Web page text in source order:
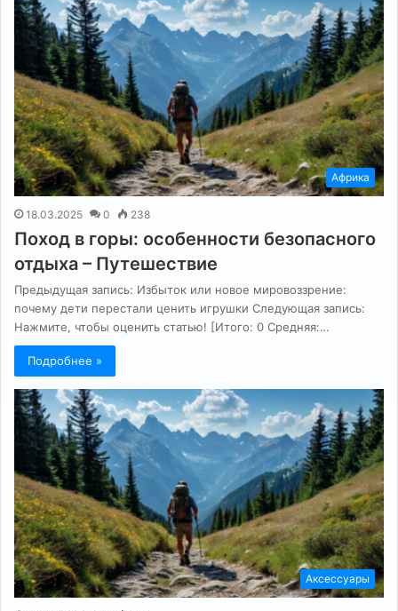
Африка
18.03.2025 0 238
Поход в горы: особенности безопасного
отдыха – Путешествие
Предыдущая запись: Избыток или новое мировоззрение:
почему дети перестали ценить игрушки Следующая запись:
Нажмите, чтобы оценить статью! [Итого: 0 Средняя:…
Подробнее »
Аксессуары